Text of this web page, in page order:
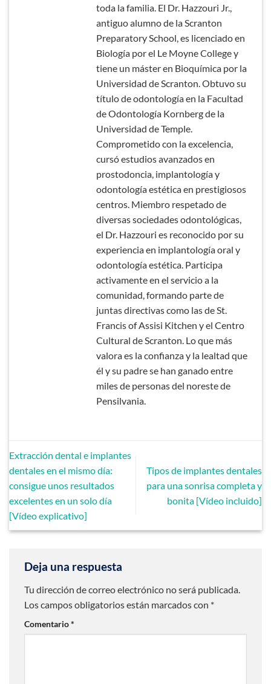
toda la familia. El Dr. Hazzouri Jr.,
antiguo alumno de la Scranton
Preparatory School, es licenciado en
Biología por el Le Moyne College y
tiene un máster en Bioquímica por la
Universidad de Scranton. Obtuvo su
título de odontología en la Facultad
de Odontología Kornberg de la
Universidad de Temple.
Comprometido con la excelencia,
cursó estudios avanzados en
prostodoncia, implantología y
odontología estética en prestigiosos
centros. Miembro respetado de
diversas sociedades odontológicas,
el Dr. Hazzouri es reconocido por su
experiencia en implantología oral y
odontología estética. Participa
activamente en el servicio a la
comunidad, formando parte de
juntas directivas como las de St.
Francis of Assisi Kitchen y el Centro
Cultural de Scranton. Lo que más
valora es la confianza y la lealtad que
él y su padre se han ganado entre
miles de personas del noreste de
Pensilvania.
Extracción dental e implantes
dentales en el mismo día:
consigue unos resultados
excelentes en un solo día
[Vídeo explicativo]
Tipos de implantes dentales
para una sonrisa completa y
bonita [Vídeo incluido]
Deja una respuesta
Tu dirección de correo electrónico no será publicada.
Los campos obligatorios están marcados con *
Comentario*